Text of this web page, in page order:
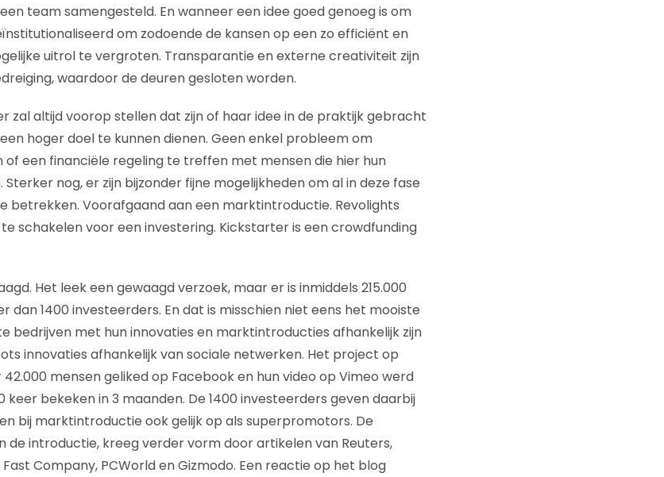
team samengesteld. En wanneer een idee goed genoeg is om
om zodoende de kansen op een zo efficiënt en
uitrol te vergroten. Transparantie en externe creativiteit zijn
waardoor de deuren gesloten worden.
zal altijd voorop stellen dat zijn of haar idee in de praktijk gebracht
hoger doel te kunnen dienen. Geen enkel probleem om
een financiële regeling te treffen met mensen die hier hun
nog, er zijn bijzonder fijne mogelijkheden om al in deze fase
betrekken. Voorafgaand aan een marktintroductie. Revolights
schakelen voor een investering. Kickstarter is een crowdfunding
Het leek een gewaagd verzoek, maar er is inmiddels 215.000
dan 1400 investeerders. En dat is misschien niet eens het mooiste
bedrijven met hun innovaties en marktintroducties afhankelijk zijn
innovaties afhankelijk van sociale netwerken. Het project op
mensen geliked op Facebook en hun video op Vimeo werd
keer bekeken in 3 maanden. De 1400 investeerders geven daarbij
bij marktintroductie ook gelijk op als superpromotors. De
de introductie, kreeg verder vorm door artikelen van Reuters,
Company, PCWorld en Gizmodo. Een reactie op het blog